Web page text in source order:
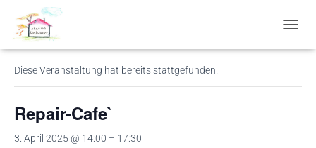
A
G
« Alle Veranstaltungen
Diese Veranstaltung hat bereits stattgefunden.
Repair-Cafe`
3. April 2025 @ 14:00 – 17:30